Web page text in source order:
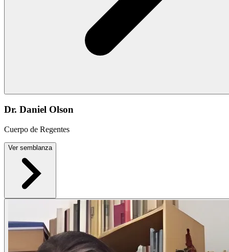
Dr. Daniel Olson
Cuerpo de Regentes
Ver semblanza